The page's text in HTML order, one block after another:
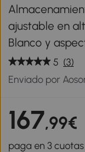
ajustable en
Blanco y
5 (3)
Enviado por
167,99€
paga en 3